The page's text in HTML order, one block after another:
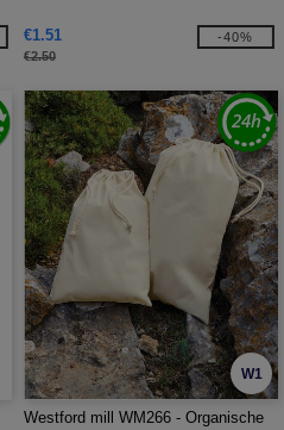
€1.51
€2.50
-40%
W1
Westford mill WM266 - Organische